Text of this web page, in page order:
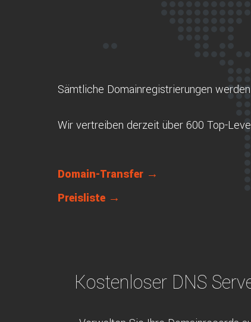
Sämtliche Domainregistrierungen
Wir vertreiben derzeit über 600 Top-
Domain-Transfer →
Preisliste →
Kostenloser DNS